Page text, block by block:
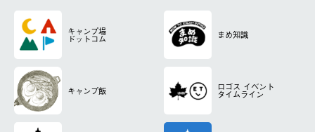
キャンプ場
ドットコム まめ知識
キャンプ飯 ロゴス イベント
タイムライン